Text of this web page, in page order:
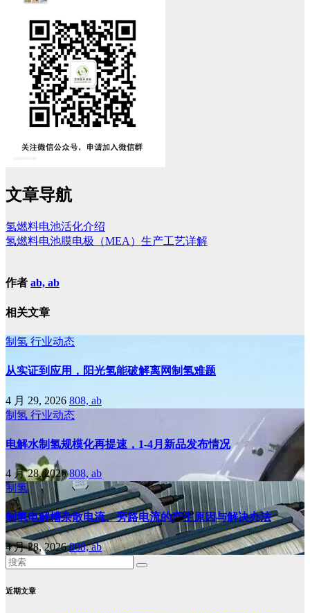
文章导航
氢燃料电池活化介绍
氢燃料电池膜电极（MEA）生产工艺详解
作者 ab, ab
相关文章
制氢 行业动态
从实证到应用，阳光氢能破解离网制氢难题
4 月 29, 2026 808, ab
制氢 行业动态
电解水制氢规模化再提速，1-4月新品发布情况
4 月 28, 2026808, ab
制氢
制氢电解槽杂散电流、旁路电流的产生原因与解决办法
4 月 28, 2026808, ab
近期文章